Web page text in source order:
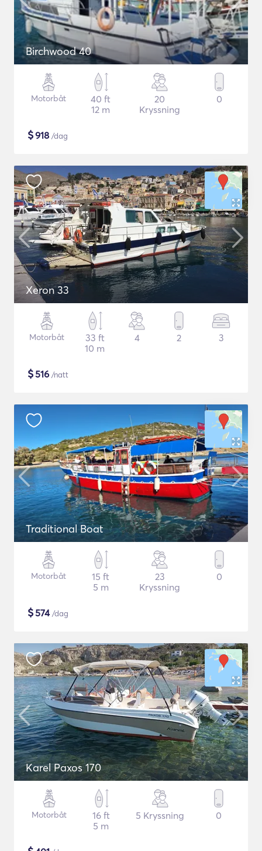
Birchwood 40
Motorbåt
40 ft
12 m
20
Kryssning
0
$918 /dag
Xeron 33
Motorbåt
33 ft
10 m
4 2 3
$516 /natt
Traditional Boat
Motorbåt
15 ft
5 m
23
Kryssning
0
$574/dag
Karel Paxos 170
Motorbåt
16 ft
5 m
5 Kryssning 0